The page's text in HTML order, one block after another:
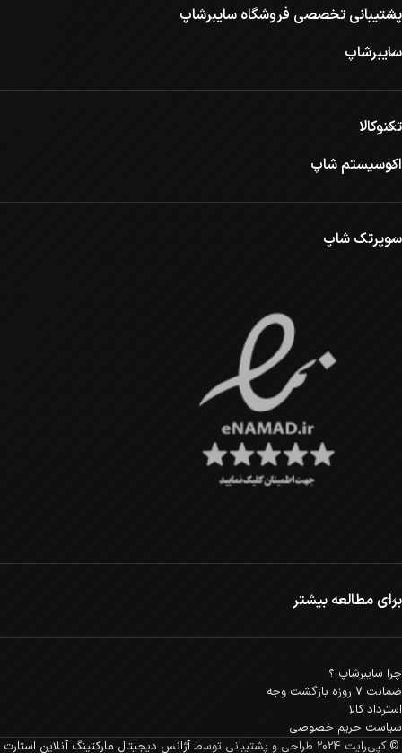
پشتیبانی تخصصی فروشگاه سایبرشاپ
سایبرشاپ
تکنوکالا
اکوسیستم شاپ
سوپرتک شاپ
برای مطالعه بیشتر
چرا سایبرشاپ ؟
ضمانت 7 روزه بازگشت وجه
استرداد کالا
سیاست حریم خصوصی
© کپی‌رایت 2024
طراحی و پشتیبانی توسطآژانس دیجیتال مارکتینگ آنلاین استارت